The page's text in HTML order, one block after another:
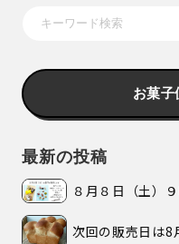
お菓子
最新の投稿
８月８日（土）
次回の販売日は8